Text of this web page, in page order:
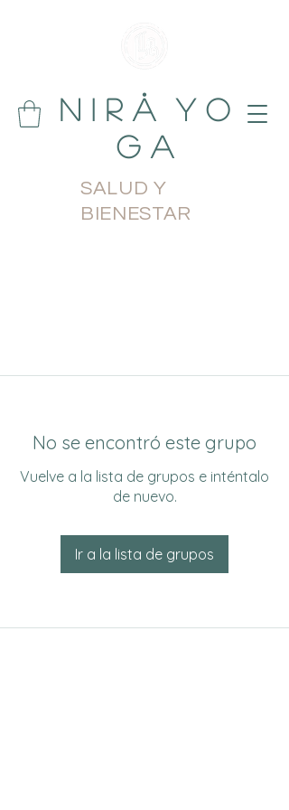
N i r å Y o
g a
SALUD Y
BIENESTAR
No se encontró este grupo
Vuelve a la lista de grupos e inténtalo
de nuevo.
Ir a la lista de grupos